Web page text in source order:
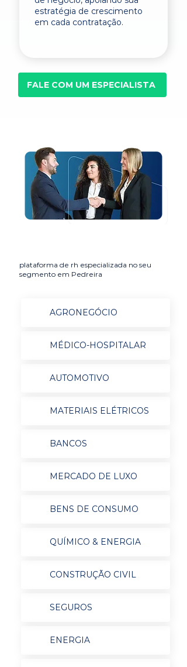
estratégia de crescimento
em cada contratação.
FALE COM UM ESPECIALISTA
plataforma de rh especializada no seu
segmento em Pedreira
AGRONEGÓCIO
MÉDICO-HOSPITALAR
AUTOMOTIVO
MATERIAIS ELÉTRICOS
BANCOS
MERCADO DE LUXO
BENS DE CONSUMO
QUÍMICO & ENERGIA
CONSTRUÇÃO CIVIL
SEGUROS
ENERGIA